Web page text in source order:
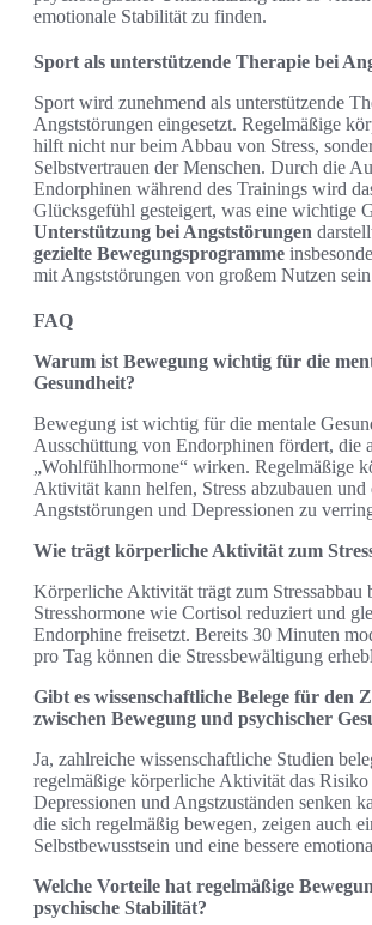
emotionale Stabilität zu finden.
Sport als unterstützende Therapie bei
Sport wird zunehmend als unterstützende
Angststörungen eingesetzt. Regelmäßige
hilft nicht nur beim Abbau von Stress,
Selbstvertrauen der Menschen. Durch die
Endorphinen während des Trainings wird
Glücksgefühl gesteigert, was eine wichtige
Unterstützung bei Angststörungen
gezielte Bewegungsprogramme
mit Angststörungen von großem Nutzen
FAQ
Warum ist Bewegung wichtig für die
Gesundheit?
Bewegung ist wichtig für die mentale
Ausschüttung von Endorphinen fördert, die
„Wohlfühlhormone“ wirken. Regelmäßige
Aktivität kann helfen, Stress abzubauen
Angststörungen und Depressionen zu
Wie trägt körperliche Aktivität zum
Körperliche Aktivität trägt zum Stressabbau
Stresshormone wie Cortisol reduziert und
Endorphine freisetzt. Bereits 30 Minuten
pro Tag können die Stressbewältigung
Gibt es wissenschaftliche Belege für den
zwischen Bewegung und psychischer
Ja, zahlreiche wissenschaftliche Studien
regelmäßige körperliche Aktivität das Risiko
Depressionen und Angstzuständen senken
die sich regelmäßig bewegen, zeigen auch
Selbstbewusstsein und eine bessere
Welche Vorteile hat regelmäßige
psychische Stabilität?